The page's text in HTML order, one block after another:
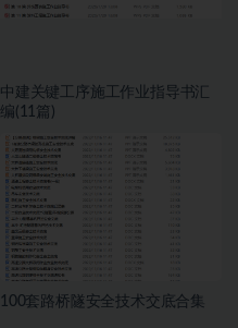
中建关键工序施工作业指导书汇
编(11篇)
100套路桥隧安全技术交底合集